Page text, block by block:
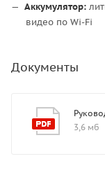
Аккумулятор:
видео по Wi-Fi
Документы
3,6 мб